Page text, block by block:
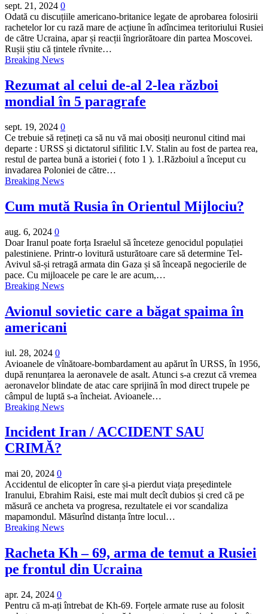
sept. 21, 2024 0
Odată cu discuțiile americano-britanice legate de aprobarea folosirii
rachetelor lor cu rază mare de acțiune în adîncimea teritoriului Rusiei
de către Ucraina, apar și reacții îngriorătoare din partea Moscovei.
Rușii știu că țintele rîvnite…
Breaking News
Rezumat al celui de-al 2-lea război
mondial în 5 paragrafe
sept. 19, 2024 0
Ce trebuie să rețineți ca să nu vă mai obosiți neuronul citind mai
departe : URSS și dictatorul sifilitic I.V. Stalin au fost de partea rea,
restul de partea bună a istoriei ( foto 1 ). 1.Războiul a început cu
invadarea Poloniei de către…
Breaking News
Cum mută Rusia în Orientul Mijlociu?
aug. 6, 2024 0
Doar Iranul poate forța Israelul să înceteze genocidul populației
palestiniene. Printr-o lovitură usturătoare care să determine Tel-
Avivul să-și retragă armata din Gaza și să înceapă negocierile de
pace. Cu mijloacele pe care le are acum,…
Breaking News
Avionul sovietic care a băgat spaima în
americani
iul. 28, 2024 0
Avioanele de vînătoare-bombardament au apărut în URSS, în 1956,
după renunțarea la aeronavele de asalt. Atunci s-a crezut că vremea
aeronavelor blindate de atac care sprijină în mod direct trupele pe
câmpul de luptă s-a încheiat. Avioanele…
Breaking News
Incident Iran / ACCIDENT SAU
CRIMĂ?
mai 20, 2024 0
Accidentul de elicopter în care și-a pierdut viața președintele
Iranului, Ebrahim Raisi, este mai mult decît dubios și cred că pe
măsură ce ancheta va progresa, rezultatele ei vor scandaliza
mapamondul. Măsurînd distanța între locul…
Breaking News
Racheta Kh – 69, arma de temut a Rusiei
pe frontul din Ucraina
apr. 24, 2024 0
Pentru că m-ați întrebat de Kh-69. Forțele armate ruse au folosit